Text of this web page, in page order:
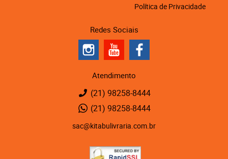
Política de Privacidade
Redes Sociais
Atendimento
(21) 98258-8444
(21) 98258-8444
sac@kitabulivraria.com.br